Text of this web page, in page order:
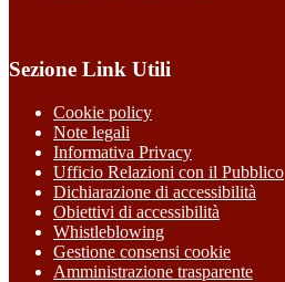
Sezione Link Utili
Cookie policy
Note legali
Informativa Privacy
Ufficio Relazioni con il Pubblico
Dichiarazione di accessibilità
Obiettivi di accessibilità
Whistleblowing
Gestione consensi cookie
Amministrazione trasparente